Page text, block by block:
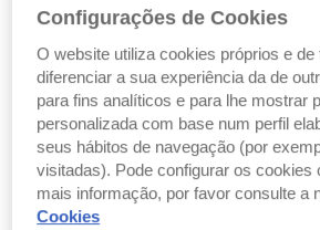
os melhores momentos. As
Mas o melhor é que, como
imediata das fotografias, todos
final no momento.
2. Cabaz de iguarias gourmet: para
Se o seu amigo é apreciador de boa
Configurações de Cookies
O website utiliza cookies próprios e de
diferenciar a sua experiência da de
para fins analíticos e para lhe mostrar
personalizada com base num perfil
seus hábitos de navegação (por
visitadas). Pode configurar os cookies
mais informação, por favor consulte a
Cookies